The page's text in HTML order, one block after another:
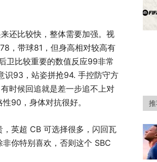
还比较快，整体需要加强。视
，带球81，但身高相对较高有
卫比较重要的数值反应99非常
识93，站姿拼抢94. 手控防守方
时候回追就是差一步追不上对
90，身体对抗很好。
英超 CB 可选择很多，闪回瓦
你特别喜欢，否则这个 SBC